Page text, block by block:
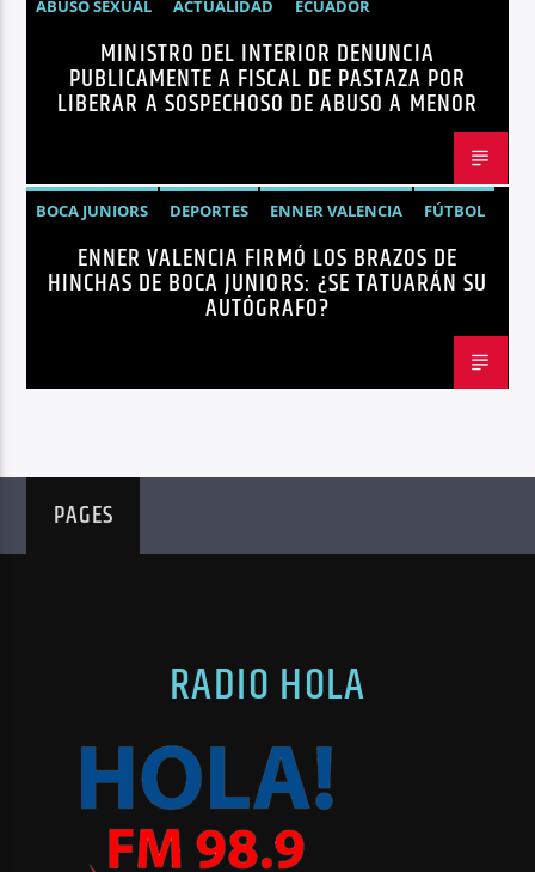
ABUSO SEXUAL ACTUALIDAD
ECUADOR
JOHN REIMBERG
MINISTRO DEL INTERIOR
NOTICIAS
SEGURIDAD
MINISTRO DEL INTERIOR DENUNCIA
PUBLICAMENTE A FISCAL DE PASTAZA POR
LIBERAR A SOSPECHOSO DE ABUSO A MENOR
BOCA JUNIORS DEPORTES ENNER VALENCIA
FÚTBOL
NOTICIASENNER VALENCIA FIRMÓ LOS BRAZOS DE
HINCHAS DE BOCA JUNIORS: ¿SE TATUARÁN SU
AUTÓGRAFO?
PAGES
RADIO HOLA